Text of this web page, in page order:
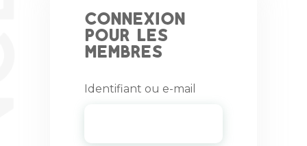
Connexion
pour les
membres
Identifiant ou e-mail